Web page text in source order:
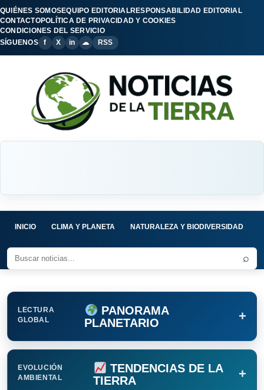
QUIÉNES SOMOSEQUIPO EDITORIALRESPONSABILIDAD EDITORIAL
CONTACTOPOLÍTICA DE PRIVACIDAD Y COOKIES
CONDICIONES DEL SERVICIO
SÍGUENOS
f X in ☁ RSS
INICIO CLIMA Y PLANETA NATURALEZA Y BIODIVERSIDAD
⌕
LECTURA
GLOBAL
PANORAMA
PLANETARIO
+
EVOLUCIÓN
AMBIENTAL
TENDENCIAS DE LA
TIERRA
+